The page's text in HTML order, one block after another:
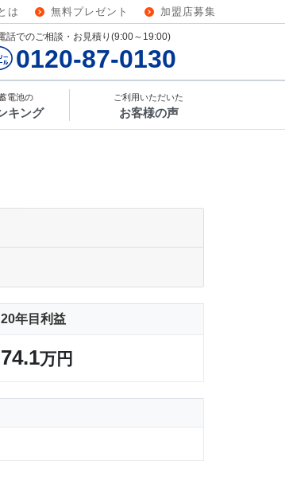
は 無料プレゼント 加盟店募集
話でのご相談・お見積り(9:00～19:00)
0120-87-0130
電池の
キング
ご利用いただいた
お客様の声
20年目利益
74.1万円